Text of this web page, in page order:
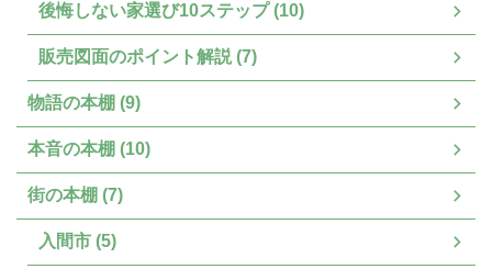
後悔しない家選び10ステップ (10)
販売図面のポイント解説 (7)
物語の本棚 (9)
本音の本棚 (10)
街の本棚 (7)
入間市 (5)